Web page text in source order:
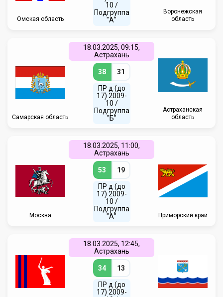
Омская область
10 /
Подгруппа
"А"
Воронежская
область
Самарская область
18.03.2025, 09:15,
Астрахань
38 31
ПР д (до
17) 2009-
10 /
Подгруппа
"Б"
Астраханская
область
Москва
18.03.2025, 11:00,
Астрахань
53 19
ПР д (до
17) 2009-
10 /
Подгруппа
"А"
Приморский край
18.03.2025, 12:45,
Астрахань
34 13
ПР д (до
17) 2009-